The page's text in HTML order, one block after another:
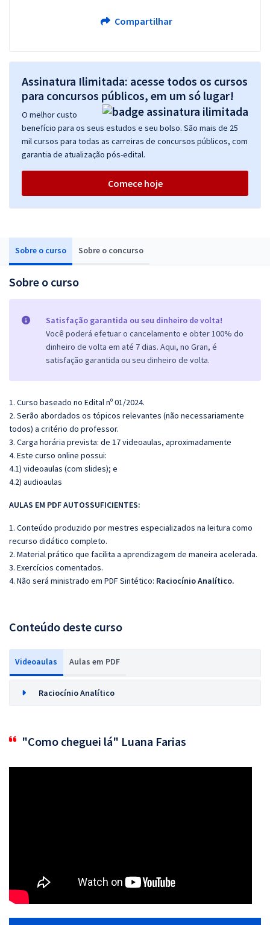
Sobre o curso Sobre o concurso
Sobre o curso
Satisfação garantida ou seu dinheiro de volta!
Você poderá efetuar o cancelamento e obter 100% do
dinheiro de volta em até 7 dias. Aqui, no Gran, é
satisfação garantida ou seu dinheiro de volta.
1. Curso baseado no Edital nº 01/2024.
2. Serão abordados os tópicos relevantes (não necessariamente
todos) a critério do professor.
3. Carga horária prevista: de 17 videoaulas, aproximadamente
4. Este curso online possui:
4.1) videoaulas (com slides); e
4.2) audioaulas
AULAS EM PDF AUTOSSUFICIENTES:
1. Conteúdo produzido por mestres especializados na leitura como
recurso didático completo.
2. Material prático que facilita a aprendizagem de maneira acelerada.
3. Exercícios comentados.
4. Não será ministrado em PDF Sintético: Raciocínio Analítico.
Conteúdo deste curso
Videoaulas Aulas em PDF
Raciocínio Analítico
"Como cheguei lá" Luana Farias
Compartilhar
Assinatura Ilimitada: acesse todos os cursos
para concursos públicos, em um só lugar!
O melhor custo
benefício para os seus estudos e seu bolso. São mais de 25
mil cursos para todas as carreiras de concursos públicos, com
garantia de atualização pós-edital.
Comece hoje